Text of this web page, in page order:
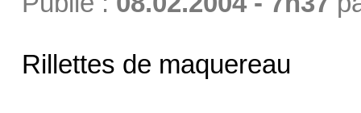
Rillettes de maquereau